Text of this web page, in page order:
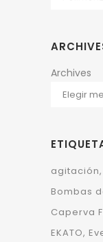
Archives
agitación
Bombas
Caperva
EKATO